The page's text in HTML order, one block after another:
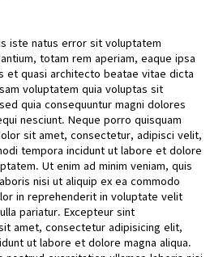
iste natus error sit voluptatem
totam rem aperiam, eaque ipsa
et quasi architecto beatae vitae dicta
voluptatem quia voluptas sit
quia consequuntur magni dolores
nesciunt. Neque porro quisquam
sit amet, consectetur, adipisci velit,
tempora incidunt ut labore et dolore
Ut enim ad minim veniam, quis
nisi ut aliquip ex ea commodo
in reprehenderit in voluptate velit
pariatur. Excepteur sint
amet, consectetur adipisicing elit,
ut labore et dolore magna aliqua.